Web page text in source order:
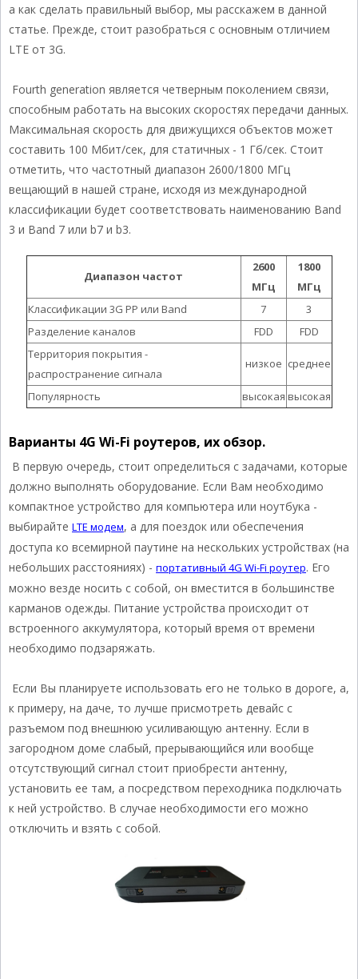
а как сделать правильный выбор, мы расскажем в данной
статье. Прежде, стоит разобраться с основным отличием
LTE от 3G.
Fourth generation является четверным поколением связи,
способным работать на высоких скоростях передачи данных.
Максимальная cкорость для движущихся объектов может
составить 100 Мбит/сек, для статичных - 1 Гб/сек. Стоит
отметить, что частотный диапазон 2600/1800 МГц
вещающий в нашей стране, исходя из международной
классификации будет соответствовать наименованию Band
3 и Band 7 или b7 и b3.
Диапазон частот
2600
МГц
1800
МГц
Классификации 3G PP или Band
7
3
Разделение каналов
FDD
FDD
Территория покрытия -
распространение сигнала
низкое среднее
Популярность высокая высокая
Варианты 4G Wi-Fi роутеров, их обзор.
В первую очередь, стоит определиться с задачами, которые
должно выполнять оборудование. Если Вам необходимо
компактное устройство для компьютера или ноутбука -
выбирайте LTE модем, а для поездок или обеспечения
доступа ко всемирной паутине на нескольких устройствах (на
небольших расстояниях) - портативный 4G Wi-Fi роутер. Его
можно везде носить с собой, он вместится в большинстве
карманов одежды. Питание устройства происходит от
встроенного аккумулятора, который время от времени
необходимо подзаряжать.
Если Вы планируете использовать его не только в дороге, а,
к примеру, на даче, то лучше присмотреть девайс с
разъемом под внешнюю усиливающую антенну. Если в
загородном доме слабый, прерывающийся или вообще
отсутствующий сигнал стоит приобрести антенну,
установить ее там, а посредством переходника подключать
к ней устройство. В случае необходимости его можно
отключить и взять с собой.